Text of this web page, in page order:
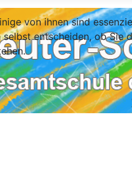
von ihnen sind
entscheiden, ob